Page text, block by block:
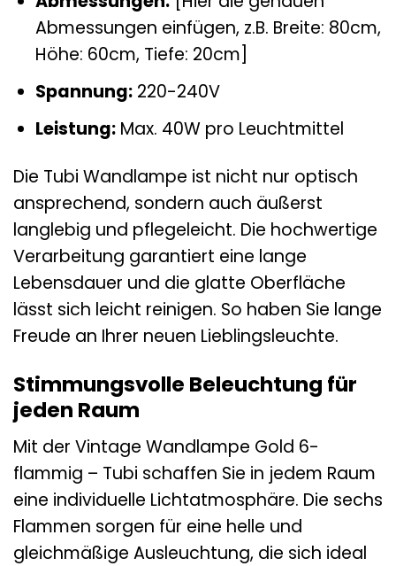
Abmessungen einfügen, z.B. Breite: 80cm,
Höhe: 60cm, Tiefe: 20cm]
Spannung:220-240V
Leistung:Max. 40W pro Leuchtmittel
Die Tubi Wandlampe ist nicht nur optisch
ansprechend, sondern auch äußerst
langlebig und pflegeleicht. Die hochwertige
Verarbeitung garantiert eine lange
Lebensdauer und die glatte Oberfläche
lässt sich leicht reinigen. So haben Sie lange
Freude an Ihrer neuen Lieblingsleuchte.
Stimmungsvolle Beleuchtung für
jeden Raum
Mit der Vintage Wandlampe Gold 6-
flammig – Tubi schaffen Sie in jedem Raum
eine individuelle Lichtatmosphäre. Die sechs
Flammen sorgen für eine helle und
gleichmäßige Ausleuchtung, die sich ideal